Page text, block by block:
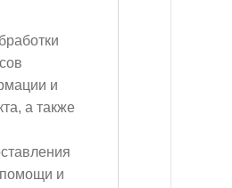
и
а также
помощи и